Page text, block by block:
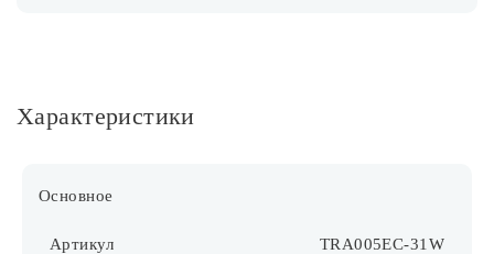
Характеристики
Основное
Артикул TRA005EC-31W